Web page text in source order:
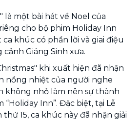
là một bài hát về Noel của
cho bộ phim Holiday Inn
ca khúc có phần lời và giai điệu
Giáng Sinh xưa.
khi xuất hiện đã nhận
nồng nhiệt của người nghe
không nhỏ làm nên sự thành
Inn”. Đặc biệt, tại Lễ
thứ 15, ca khúc này đã nhận giải